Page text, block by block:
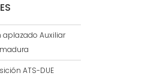
aplazado Auxiliar
ATS-DUE